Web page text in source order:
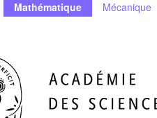
Mathématique Mécanique